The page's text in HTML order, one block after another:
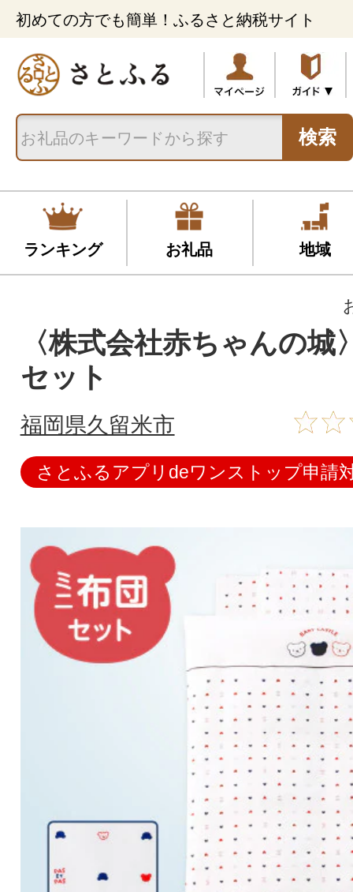
初めての方でも簡単！ふるさと納税サイト
検索
ランキング お礼品 地域
〈株式会社赤ちゃんの城
セット
福岡県久留米市
さとふるアプリdeワンストップ申請